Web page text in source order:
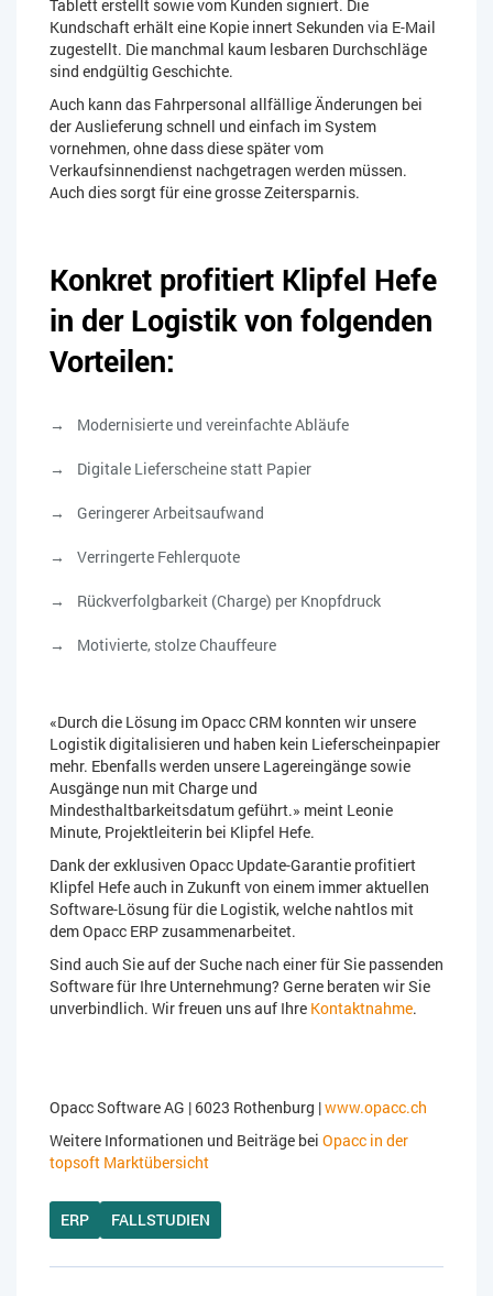
Tablett erstellt sowie vom Kunden signiert. Die
Kundschaft erhält eine Kopie innert Sekunden via E-Mail
zugestellt. Die manchmal kaum lesbaren Durchschläge
sind endgültig Geschichte.
Auch kann das Fahrpersonal allfällige Änderungen bei
der Auslieferung schnell und einfach im System
vornehmen, ohne dass diese später vom
Verkaufsinnendienst nachgetragen werden müssen.
Auch dies sorgt für eine grosse Zeitersparnis.
Konkret profitiert Klipfel Hefe
in der Logistik von folgenden
Vorteilen:
Modernisierte und vereinfachte Abläufe
Digitale Lieferscheine statt Papier
Geringerer Arbeitsaufwand
Verringerte Fehlerquote
Rückverfolgbarkeit (Charge) per Knopfdruck
Motivierte, stolze Chauffeure
«Durch die Lösung im Opacc CRM konnten wir unsere
Logistik digitalisieren und haben kein Lieferscheinpapier
mehr. Ebenfalls werden unsere Lagereingänge sowie
Ausgänge nun mit Charge und
Mindesthaltbarkeitsdatum geführt.» meint Leonie
Minute, Projektleiterin bei Klipfel Hefe.
Dank der exklusiven Opacc Update-Garantie profitiert
Klipfel Hefe auch in Zukunft von einem immer aktuellen
Software-Lösung für die Logistik, welche nahtlos mit
dem Opacc ERP zusammenarbeitet.
Sind auch Sie auf der Suche nach einer für Sie passenden
Software für Ihre Unternehmung? Gerne beraten wir Sie
unverbindlich. Wir freuen uns auf Ihre Kontaktnahme.
Opacc Software AG | 6023 Rothenburg |www.opacc.ch
Weitere Informationen und Beiträge bei Opacc in der
topsoft Marktübersicht
ERP FALLSTUDIEN